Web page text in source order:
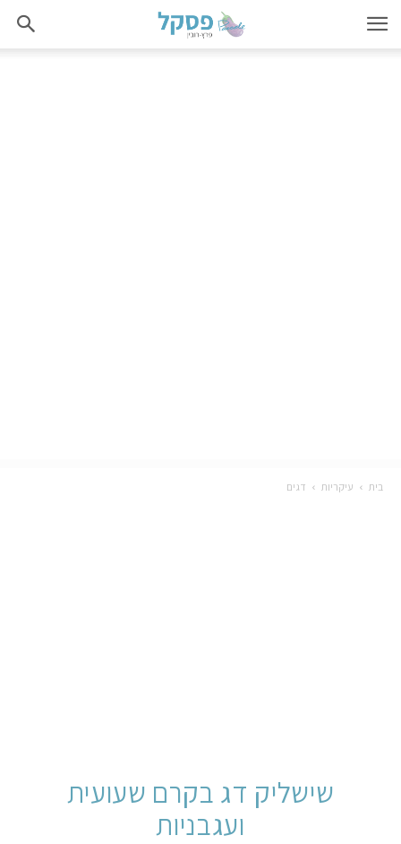
בית עיקריות דגים
שישליק דג בקרם שעועית
ועגבניות